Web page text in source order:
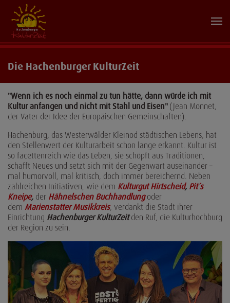
Die Hachenburger KulturZeit
"Wenn ich es noch einmal zu tun hätte, dann würde ich mit
Kultur anfangen und nicht mit Stahl und Eisen"(Jean Monnet,
der Vater der Idee der Europäischen Gemeinschaften).
Hachenburg, das Westerwälder Kleinod städtischen Lebens, hat
den Stellenwert der Kulturarbeit schon lange erkannt. Kultur ist
so facettenreich wie das Leben, sie schöpft aus Traditionen,
schafft Neues und setzt sich mit der Gegenwart auseinander –
mal humorvoll, mal kritisch, doch immer bereichernd. Neben
zahlreichen Initiativen, wie dem Kulturgut Hirtscheid, Pit´s
Kneipe, der Hähnelschen Buchhandlung oder
dem Marienstatter Musikkreis, verdankt die Stadt ihrer
Einrichtung Hachenburger KulturZeit den Ruf, die Kulturhochburg
der Region zu sein.